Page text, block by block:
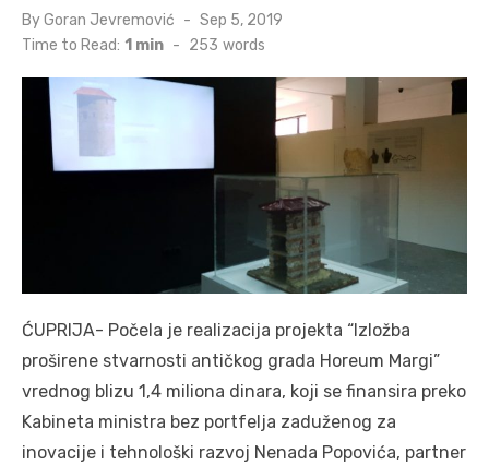
ByGoran Jevremović
Posted
on
Sep 5, 2019
Time to Read: 1 min - 253 words
ĆUPRIJA- Počela je realizacija projekta “Izložba
proširene stvarnosti antičkog grada Horeum Margi”
vrednog blizu 1,4 miliona dinara, koji se finansira preko
Kabineta ministra bez portfelja zaduženog za
inovacije i tehnološki razvoj Nenada Popovića, partner